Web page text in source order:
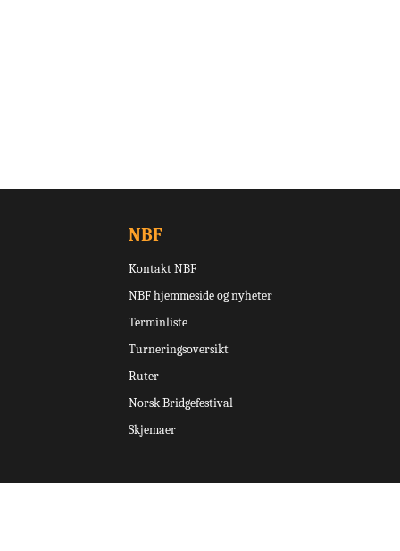
NBF
Kontakt NBF
NBF hjemmeside og nyheter
Terminliste
Turneringsoversikt
Ruter
Norsk Bridgefestival
Skjemaer